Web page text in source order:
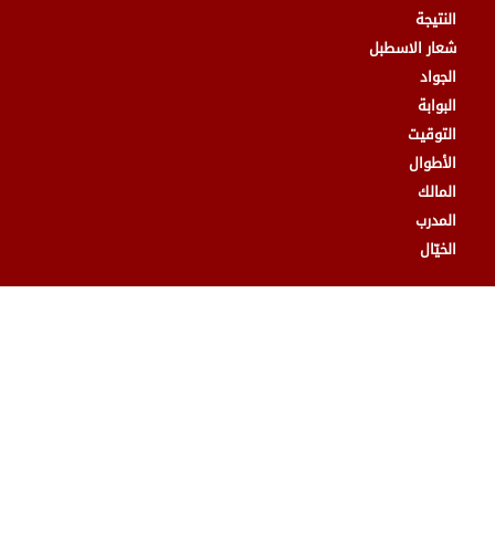
النتيجة
شعار الاسطبل
الجواد
البوابة
التوقيت
الأطوال
المالك
المدرب
الخيّال